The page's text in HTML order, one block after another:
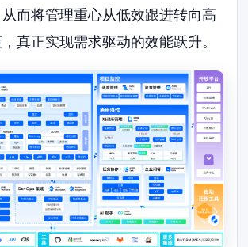
而将管理重心从低效跟进转向高
真正实现需求驱动的效能跃升。